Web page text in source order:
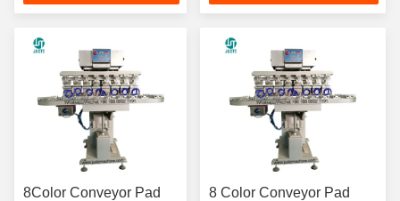
Pad Dengan
Perlengkapan
Rubber Bumper
8Color Conveyor Pad
8 Color Conveyor Pad